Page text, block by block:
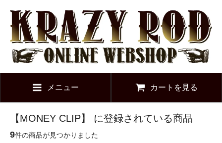
メニュー カートを見る
【MONEY CLIP】 に登録されている商品
9件の商品が見つかりました